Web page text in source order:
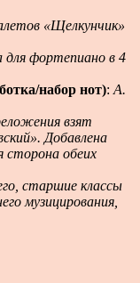
«Щелкунчик»
фортепиано в 4
набор нот): А.
взят
Добавлена
сторона обеих
старшие классы
музицирования,